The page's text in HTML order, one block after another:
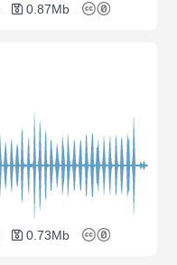
0.87Mb
0.73Mb